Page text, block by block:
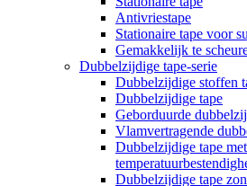
Antivriestape
Stationaire tape voor
Gemakkelijk te
Dubbelzijdige tape-serie
Dubbelzijdige stoffen
Dubbelzijdige tape
Geborduurde
Vlamvertragende
Dubbelzijdige tape
Dubbelzijdige tape